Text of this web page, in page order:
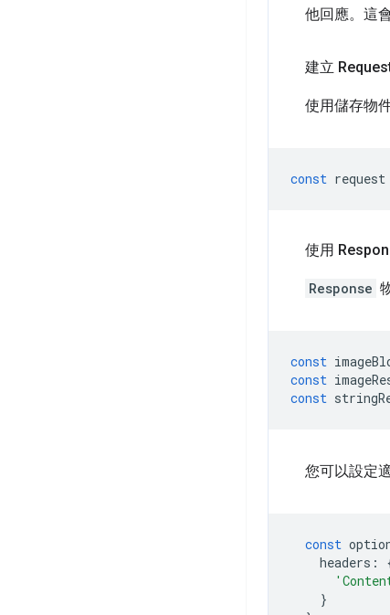
他回應。這
建立
使用儲存物
const request
使用
Response
const
const
const
您可以設定
const
headers :
}